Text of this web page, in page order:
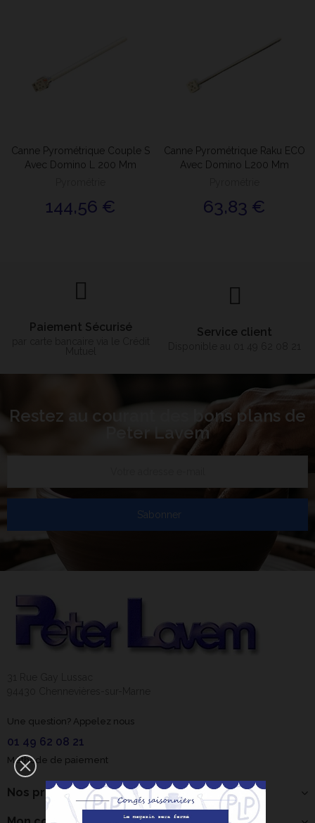
Canne Pyrométrique Couple S
Avec Domino L 200 Mm
144,56 €
Canne Pyrométrique Raku ECO
Avec Domino L200 Mm
63,83 €
Paiement Sécurisé Service client
Restez au courant des bons plans de
Peter Lavem
S’abonner
Une question? Appelez nous
01 49 62 08 21
Méthode de paiement
Nos produits